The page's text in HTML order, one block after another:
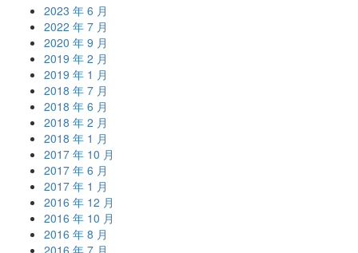
2023 年 6 月
2022 年 7 月
2020 年 9 月
2019 年 2 月
2019 年 1 月
2018 年 7 月
2018 年 6 月
2018 年 2 月
2018 年 1 月
2017 年 10 月
2017 年 6 月
2017 年 1 月
2016 年 12 月
2016 年 10 月
2016 年 8 月